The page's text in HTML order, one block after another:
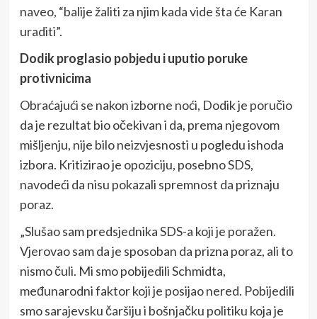
naveo, “balije žaliti za njim kada vide šta će Karan
uraditi”.
Dodik proglasio pobjedu i uputio poruke
protivnicima
Obraćajući se nakon izborne noći, Dodik je poručio
da je rezultat bio očekivan i da, prema njegovom
mišljenju, nije bilo neizvjesnosti u pogledu ishoda
izbora. Kritizirao je opoziciju, posebno SDS,
navodeći da nisu pokazali spremnost da priznaju
poraz.
„Slušao sam predsjednika SDS-a koji je poražen.
Vjerovao sam da je sposoban da prizna poraz, ali to
nismo čuli. Mi smo pobijedili Schmidta,
međunarodni faktor koji je posijao nered. Pobijedili
smo sarajevsku čaršiju i bošnjačku politiku koja je